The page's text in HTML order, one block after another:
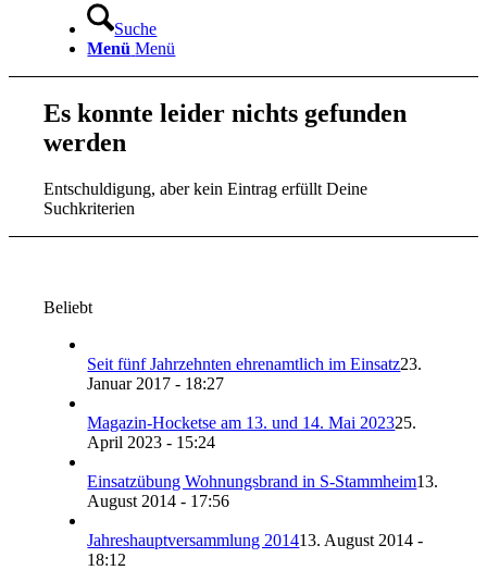
Suche
Menü Menü
Es konnte leider nichts gefunden
werden
Entschuldigung, aber kein Eintrag erfüllt Deine
Suchkriterien
Beliebt
Seit fünf Jahrzehnten ehrenamtlich im Einsatz23.
Januar 2017 - 18:27
Magazin-Hocketse am 13. und 14. Mai 202325.
April 2023 - 15:24
Einsatzübung Wohnungsbrand in S-Stammheim13.
August 2014 - 17:56
Jahreshauptversammlung 201413. August 2014 -
18:12